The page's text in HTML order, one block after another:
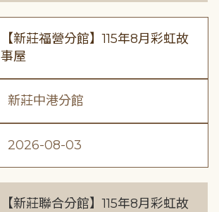
【新莊福營分館】115年8月彩虹故
事屋
新莊中港分館
2026-08-03
【新莊聯合分館】115年8月彩虹故